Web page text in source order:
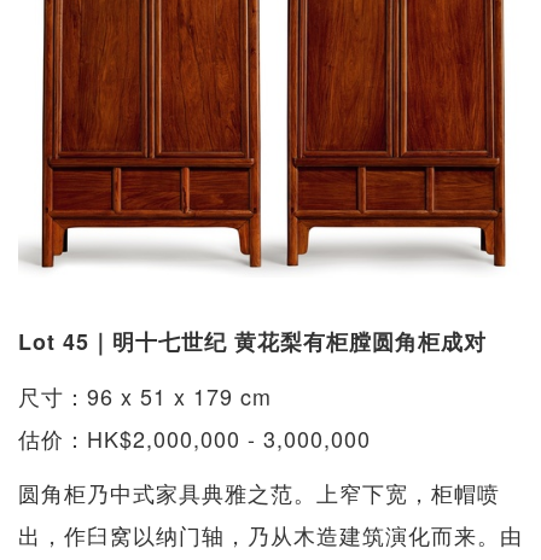
Lot 45｜明十七世纪 黄花梨有柜膛圆角柜成对
尺寸：96 x 51 x 179 cm
估价：HK$2,000,000 - 3,000,000
圆角柜乃中式家具典雅之范。上窄下宽，柜帽喷
出，作臼窝以纳门轴，乃从木造建筑演化而来。由